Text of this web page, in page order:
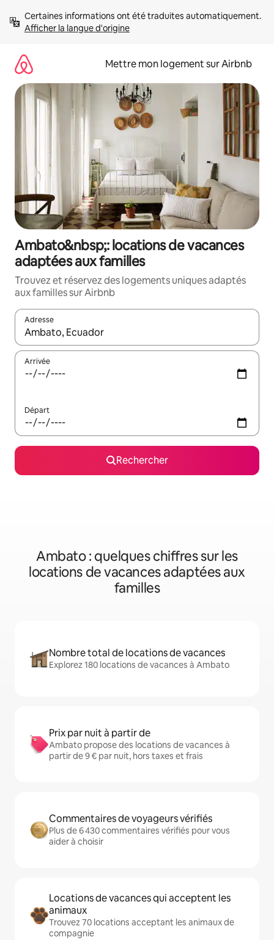
directement
Afficher la langue d'origine
Mettre mon logement sur Airbnb
Ambato&nbsp;: locations de vacances
adaptées aux familles
Trouvez et réservez des logements uniques adaptés
aux familles sur Airbnb
Adresse
Lorsque les résultats s'affichent, utilisez les flèches vers le
Arrivée
Départ
Rechercher
Ambato : quelques chiffres sur les
locations de vacances adaptées aux
familles
Nombre total de locations de vacances
Explorez 180 locations de vacances à Ambato
Prix par nuit à partir de
Ambato propose des locations de vacances à
partir de 9 € par nuit, hors taxes et frais
Commentaires de voyageurs vérifiés
Plus de 6 430 commentaires vérifiés pour vous
aider à choisir
Locations de vacances qui acceptent les
animaux
Trouvez 70 locations acceptant les animaux de
compagnie